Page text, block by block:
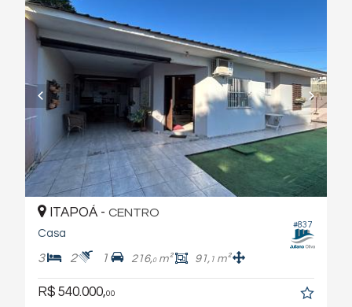
#837
ITAPOÁ - CENTRO
Casa
3 2 1 216,0m² 91, 1 m²
R$ 540.000,00